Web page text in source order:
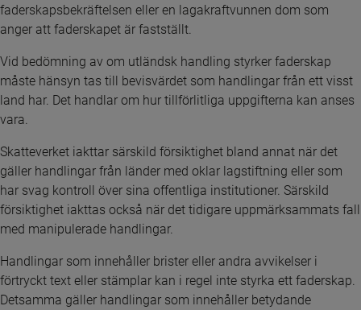
faderskapsbekräftelsen eller en lagakraftvunnen dom som
anger att faderskapet är fastställt.
Vid bedömning av om utländsk handling styrker faderskap
måste hänsyn tas till bevisvärdet som handlingar från ett visst
land har. Det handlar om hur tillförlitliga uppgifterna kan anses
vara.
Skatteverket iakttar särskild försiktighet bland annat när det
gäller handlingar från länder med oklar lagstiftning eller som
har svag kontroll över sina offentliga institutioner. Särskild
försiktighet iakttas också när det tidigare uppmärksammats fall
med manipulerade handlingar.
Handlingar som innehåller brister eller andra avvikelser i
förtryckt text eller stämplar kan i regel inte styrka ett faderskap.
Detsamma gäller handlingar som innehåller betydande